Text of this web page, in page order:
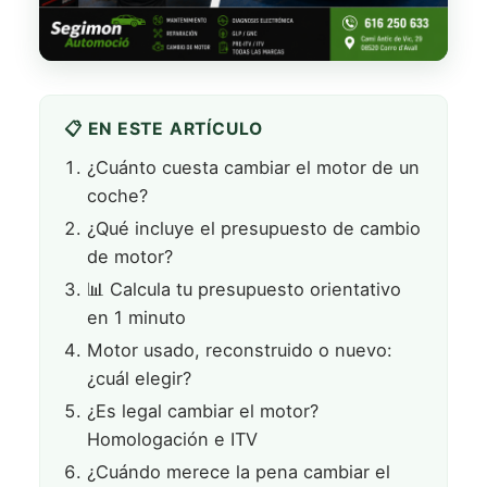
📋 EN ESTE ARTÍCULO
¿Cuánto cuesta cambiar el motor de un
coche?
¿Qué incluye el presupuesto de cambio
de motor?
📊 Calcula tu presupuesto orientativo
en 1 minuto
Motor usado, reconstruido o nuevo:
¿cuál elegir?
¿Es legal cambiar el motor?
Homologación e ITV
¿Cuándo merece la pena cambiar el